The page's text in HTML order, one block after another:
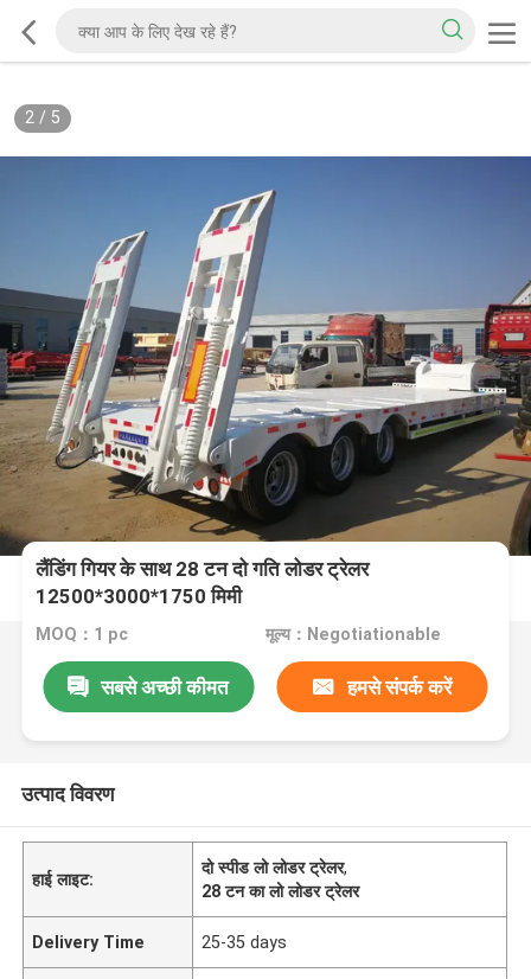
2/ 5
लैंडिंग गियर के साथ 28 टन दो गति लोडर ट्रेलर
12500*3000*1750 मिमी
MOQ：1 pc मूल्य：Negotiationable
सबसे अच्छी कीमत हमसे संपर्क करें
उत्पाद विवरण
हाई लाइट:
दो स्पीड लो लोडर ट्रेलर,
28 टन का लो लोडर ट्रेलर
Delivery Time 25-35 days